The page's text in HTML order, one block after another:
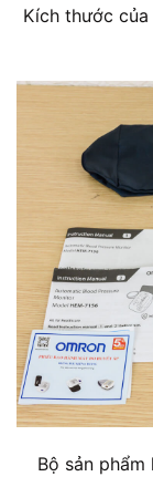
Kích thước
Bộ sản